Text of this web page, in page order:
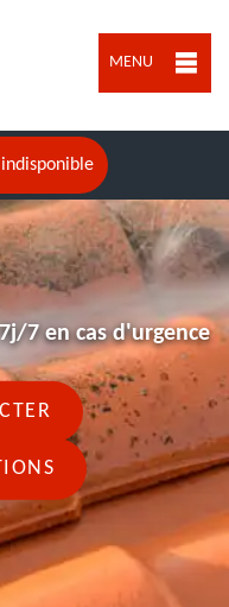
MENU
indisponible
7 en cas d'urgence